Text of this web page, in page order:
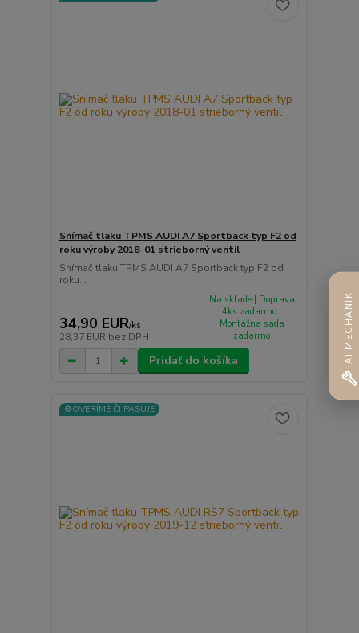
Snímač tlaku TPMS AUDI A7 Sportback typ F2 od
roku výroby 2018-01 strieborný ventil
Snímač tlaku TPMS AUDI A7 Sportback typ F2 od
roku...
34,90 EUR/ks
28,37 EUR bez DPH
Na sklade | Doprava
4ks zadarmo |
Montážna sada
zadarmo
Pridať do košíka
⚙️OVERÍME ČI PASUJE
AI MECHANIK